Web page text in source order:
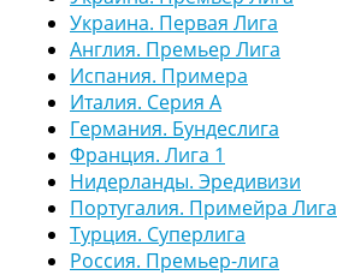
Украина. Первая Лига
Англия. Премьер Лига
Испания. Примера
Италия. Серия А
Германия. Бундеслига
Франция. Лига 1
Нидерланды. Эредивизи
Португалия. Примейра Лига
Турция. Суперлига
Россия. Премьер-лига